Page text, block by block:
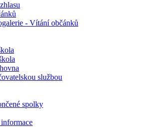
- Vítání občánků
službou
spolky